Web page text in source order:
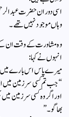
اسی دوران حضرت عبد
وہاں موجود نہیں تھے۔
وہ مشاورت کے وقت ان
انہوں نے کہا:
میرے پاس اس بارے میں
“جب تم کسی سرزمین میں اس
اور اگر وہ کسی سرزمین
بھاگو۔”